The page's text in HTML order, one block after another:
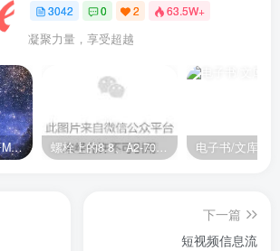
3042 0 2 63.5W+
凝聚力量，享受超越
5000多本英文原著MOBI+AZW3格式电子书百度云网盘打包下载 螺栓上的8.8、A2-70是什么意思？ 电子书/文库
下一篇
短视频信息流